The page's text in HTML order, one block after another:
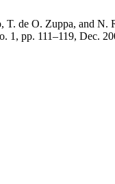
de O. Zuppa, and N.
1, pp. 111–119, Dec.